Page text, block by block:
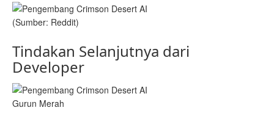
(Sumber: Reddit)
Tindakan Selanjutnya dari
Developer
Gurun Merah